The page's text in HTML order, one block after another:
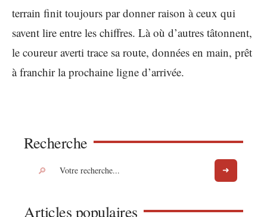
terrain finit toujours par donner raison à ceux qui
savent lire entre les chiffres. Là où d’autres tâtonnent,
le coureur averti trace sa route, données en main, prêt
à franchir la prochaine ligne d’arrivée.
Recherche
Articles populaires